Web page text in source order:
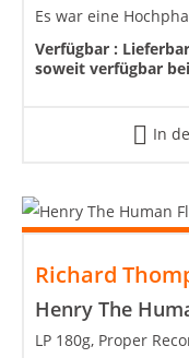
Es war eine
Verfügbar :
soweit verfügbar
In
Richard
Henry The
LP 180g, Proper